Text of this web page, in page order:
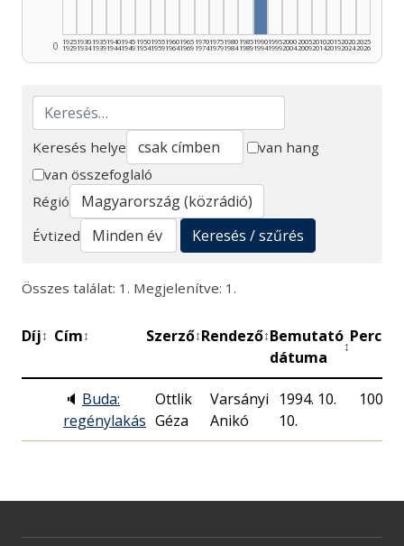
0 1925
1929
1930
1934
1935
1939
1940
1944
1945
1949
1950
1954
1955
1959
1960
1964
1965
1969
1970
1974
1975
1979
1980
1984
1985
1989
1990
1994
1995
1999
2000
2004
2005
2009
2010
2014
2015
2019
2020
2024
2025
2026
Keresés
Keresés helye
van hang
van összefoglaló
Régió
Évtized
Keresés / szűrés
Összes találat: 1. Megjelenítve: 1.
Díj↕ Cím↕ Szerző↕Rendező↕Bemutató
dátuma
↕
Perc
🔈 Buda:
regénylakás
Ottlik
Géza
Varsányi
Anikó
1994. 10.
10.
100